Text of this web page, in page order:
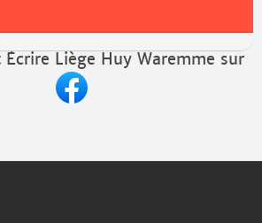
Écrire Liège Huy Waremme sur